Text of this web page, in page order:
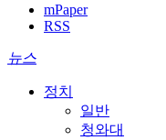
mPaper
RSS
뉴스
정치
일반
청와대